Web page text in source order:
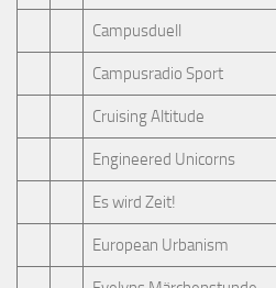
Campusduell
Campusradio Sport
Cruising Altitude
Engineered Unicorns
Es wird Zeit!
European Urbanism